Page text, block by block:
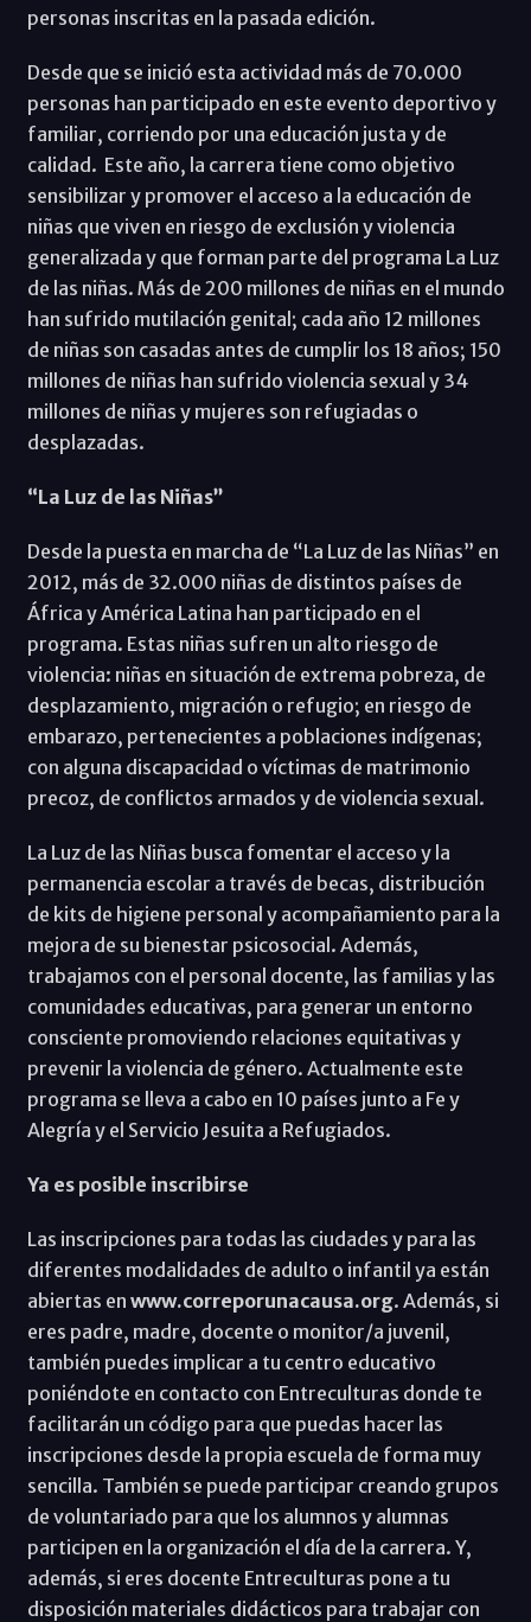
personas inscritas en la pasada edición.
Desde que se inició esta actividad más de 70.000
personas han participado en este evento deportivo y
familiar, corriendo por una educación justa y de
calidad. Este año, la carrera tiene como objetivo
sensibilizar y promover el acceso a la educación de
niñas que viven en riesgo de exclusión y violencia
generalizada y que forman parte del programa La Luz
de las niñas. Más de 200 millones de niñas en el mundo
han sufrido mutilación genital; cada año 12 millones
de niñas son casadas antes de cumplir los 18 años; 150
millones de niñas han sufrido violencia sexual y 34
millones de niñas y mujeres son refugiadas o
desplazadas.
“La Luz de las Niñas”
Desde la puesta en marcha de “La Luz de las Niñas” en
2012, más de 32.000 niñas de distintos países de
África y América Latina han participado en el
programa. Estas niñas sufren un alto riesgo de
violencia: niñas en situación de extrema pobreza, de
desplazamiento, migración o refugio; en riesgo de
embarazo, pertenecientes a poblaciones indígenas;
con alguna discapacidad o víctimas de matrimonio
precoz, de conflictos armados y de violencia sexual.
La Luz de las Niñas busca fomentar el acceso y la
permanencia escolar a través de becas, distribución
de kits de higiene personal y acompañamiento para la
mejora de su bienestar psicosocial. Además,
trabajamos con el personal docente, las familias y las
comunidades educativas, para generar un entorno
consciente promoviendo relaciones equitativas y
prevenir la violencia de género. Actualmente este
programa se lleva a cabo en 10 países junto a Fe y
Alegría y el Servicio Jesuita a Refugiados.
Ya es posible inscribirse
Las inscripciones para todas las ciudades y para las
diferentes modalidades de adulto o infantil ya están
abiertas en www.correporunacausa.org. Además, si
eres padre, madre, docente o monitor/a juvenil,
también puedes implicar a tu centro educativo
poniéndote en contacto con Entreculturas donde te
facilitarán un código para que puedas hacer las
inscripciones desde la propia escuela de forma muy
sencilla. También se puede participar creando grupos
de voluntariado para que los alumnos y alumnas
participen en la organización el día de la carrera. Y,
además, si eres docente Entreculturas pone a tu
disposición materiales didácticos para trabajar con